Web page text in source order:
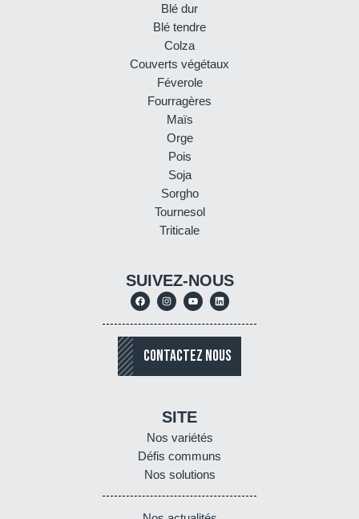
Blé dur
Blé tendre
Colza
Couverts végétaux
Féverole
Fourragères
Maïs
Orge
Pois
Soja
Sorgho
Tournesol
Triticale
SUIVEZ-NOUS
CONTACTEZ NOUS
SITE
Nos variétés
Défis communs
Nos solutions